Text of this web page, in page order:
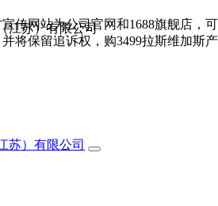
苏）有限公司
传网站为公司官网和1688旗舰店，
将保留追诉权，购3499拉斯维加斯